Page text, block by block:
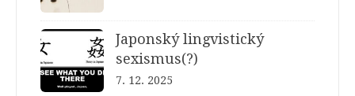
Japonský lingvistický
sexismus(?)
7. 12. 2025